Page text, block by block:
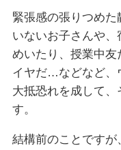
緊張感の張りつめ
いないお子さんや
めいたり、授業中友
イヤだ…などなど、
大抵恐れを成して
す。
結構前のことです